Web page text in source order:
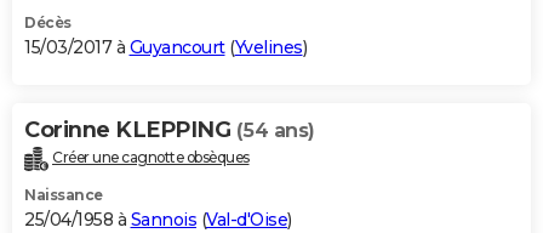
Décès
15/03/2017 à Guyancourt(Yvelines)
Corinne KLEPPING (54 ans)
Créer une cagnotte obsèques
Naissance
25/04/1958 à Sannois (Val-d'Oise)